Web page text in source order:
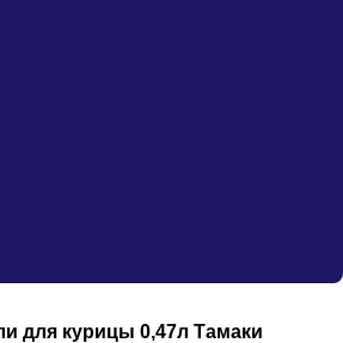
для курицы 0,47л Тамаки